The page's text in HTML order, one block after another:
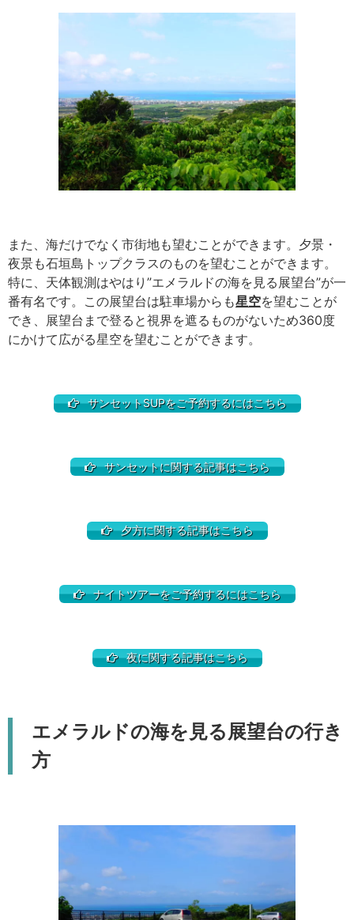
また、海だけでなく市街地も望むことができます。夕景・
夜景も石垣島トップクラスのものを望むことができます。
特に、天体観測はやはり”エメラルドの海を見る展望台”が一
番有名です。この展望台は駐車場からも星空を望むことが
でき、展望台まで登ると視界を遮るものがないため360度
にかけて広がる星空を望むことができます。
サンセットSUPをご予約するにはこちら
サンセットに関する記事はこちら
夕方に関する記事はこちら
ナイトツアーをご予約するにはこちら
夜に関する記事はこちら
エメラルドの海を見る展望台の行き
方